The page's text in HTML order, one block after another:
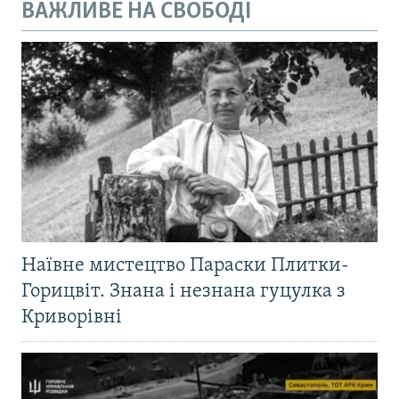
ВАЖЛИВЕ НА СВОБОДІ
Наївне мистецтво Параски Плитки-
Горицвіт. Знана і незнана гуцулка з
Криворівні